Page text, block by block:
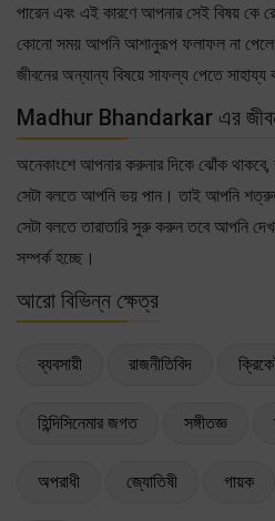
পারেন এবং এই কারণে আপনার সেই বিষয় কে
কোনো সময় আপনি আশানুরূপ ফলাফল না
জীবনের অন্যান্য বিষয়ে সাফল্য পেতে সাহায্য
Madhur Bhandarkar এর জীবন
অনেকাংশে আপনার করুনার দিকে ঝোঁক থাকবে,
সেটা বলতে আপনি ভয় পান। তাই আপনি
সেটা বলতে তারাতারি সুরু করুন তবে আপনি
সম্পর্ক হচ্ছে।
আরো বিভিন্ন ক্ষেত্র
ব্যবসায়ী রাজনীতিবিদ
হিন্দিসিনেমার জগত সঙ্গীতজ্ঞ
অপরাধী জ্যোতিষী গায়ক